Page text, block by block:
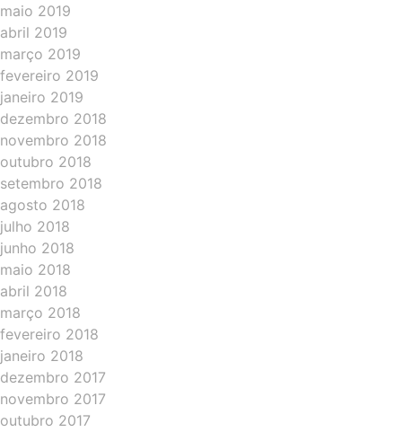
maio 2019
abril 2019
março 2019
fevereiro 2019
janeiro 2019
dezembro 2018
novembro 2018
outubro 2018
setembro 2018
agosto 2018
julho 2018
junho 2018
maio 2018
abril 2018
março 2018
fevereiro 2018
janeiro 2018
dezembro 2017
novembro 2017
outubro 2017